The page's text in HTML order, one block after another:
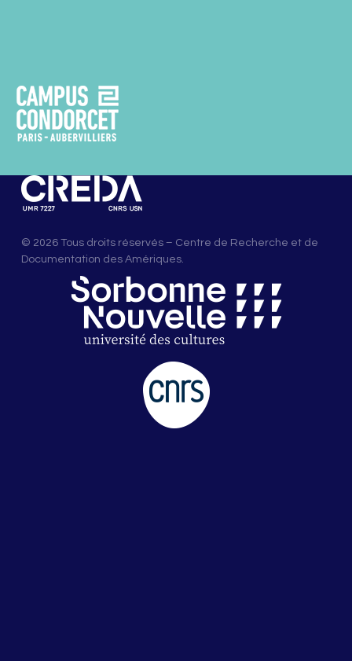
© 2026 Tous droits réservés – Centre de Recherche et de
Documentation des Amériques.